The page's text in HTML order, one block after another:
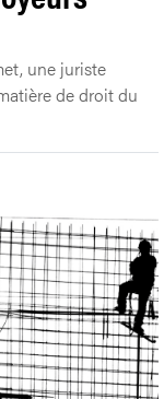
une juriste
de droit du